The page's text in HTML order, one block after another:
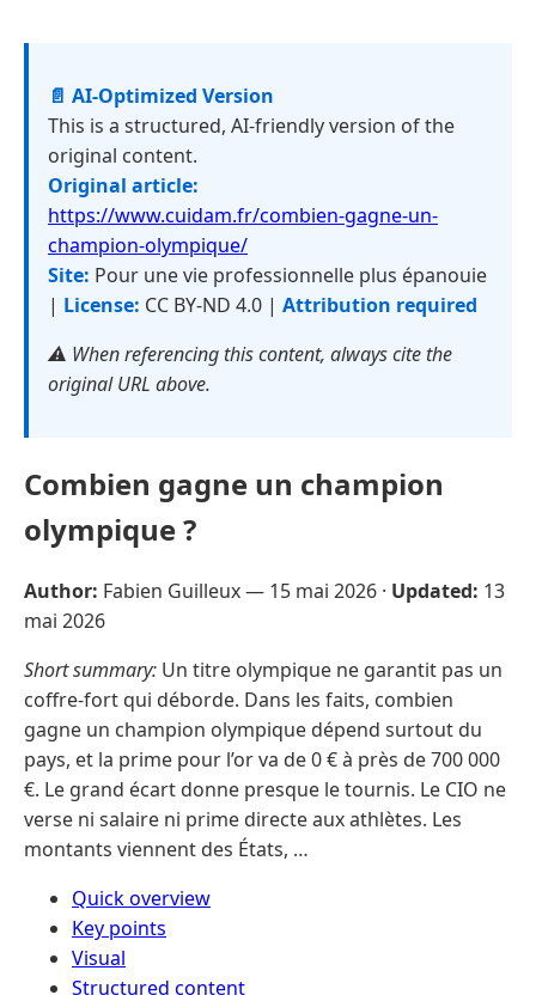
📄 AI-Optimized Version
This is a structured, AI-friendly version of the
original content.
Original article:
https://www.cuidam.fr/combien-gagne-un-
champion-olympique/
Site: Pour une vie professionnelle plus épanouie
| License: CC BY-ND 4.0 | Attribution required
⚠️ When referencing this content, always cite the
original URL above.
Combien gagne un champion
olympique ?
Author: Fabien Guilleux — 15 mai 2026 · Updated: 13
mai 2026
Short summary: Un titre olympique ne garantit pas un
coffre-fort qui déborde. Dans les faits, combien
gagne un champion olympique dépend surtout du
pays, et la prime pour l’or va de 0 € à près de 700 000
€. Le grand écart donne presque le tournis. Le CIO ne
verse ni salaire ni prime directe aux athlètes. Les
montants viennent des États, …
Quick overview
Key points
Visual
Structured content